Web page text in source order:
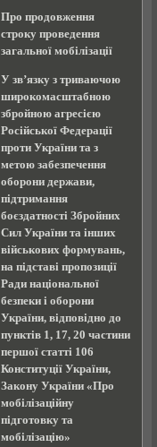
Про продовження
строку проведення
загальної мобілізації
У звʼязку з триваючою
широкомасштабною
збройною агресією
Російської Федерації
проти України та з
метою забезпечення
оборони держави,
підтримання
боєздатності Збройних
Сил України та інших
військових формувань,
на підставі пропозиції
Ради національної
безпеки і оборони
України, відповідно до
пунктів 1, 17, 20 частини
першої статті 106
Конституції України,
Закону України «Про
мобілізаційну
підготовку та
мобілізацію»